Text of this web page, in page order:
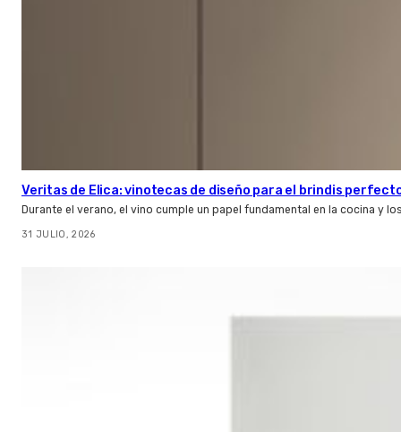
Veritas de Elica: vinotecas de diseño para el brindis
Durante el verano, el vino cumple un papel fundamental en la cocina y
31 JULIO, 2026